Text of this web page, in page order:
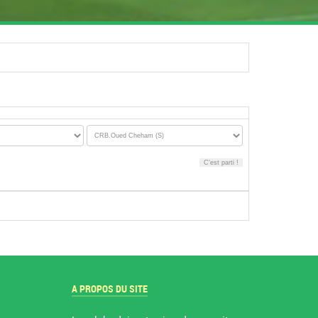
A PROPOS DU SITE